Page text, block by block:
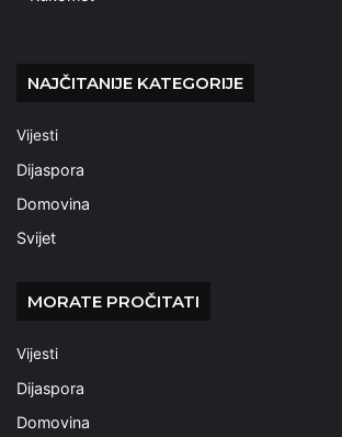
NAJČITANIJE KATEGORIJE
Vijesti
Dijaspora
Domovina
Svijet
MORATE PROČITATI
Vijesti
Dijaspora
Domovina